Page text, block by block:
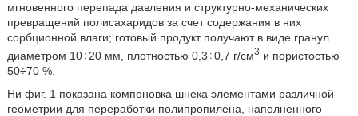
мгновенного перепада давления и структурно-механических
превращений полисахаридов за счет содержания в них
сорбционной влаги; готовый продукт получают в виде гранул
диаметром 10÷20 мм, плотностью 0,3÷0,7 г/см3 и пористостью
50÷70 %.
Ни фиг. 1 показана компоновка шнека элементами различной
геометрии для переработки полипропилена, наполненного